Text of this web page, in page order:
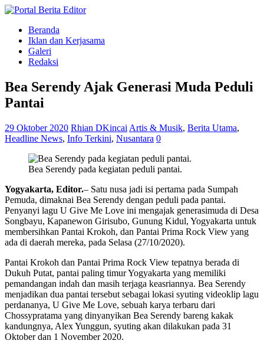
Beranda
Iklan dan Kerjasama
Galeri
Redaksi
Bea Serendy Ajak Generasi Muda Peduli
Pantai
29 Oktober 2020 Rhian DKincai Artis & Musik, Berita Utama,
Headline News, Info Terkini, Nusantara 0
Bea Serendy pada kegiatan peduli pantai.
Yogyakarta, Editor.– Satu nusa jadi isi pertama pada Sumpah
Pemuda, dimaknai Bea Serendy dengan peduli pada pantai.
Penyanyi lagu U Give Me Love ini mengajak generasimuda di Desa
Songbayu, Kapanewon Girisubo, Gunung Kidul, Yogyakarta untuk
membersihkan Pantai Krokoh, dan Pantai Prima Rock View yang
ada di daerah mereka, pada Selasa (27/10/2020).
Pantai Krokoh dan Pantai Prima Rock View tepatnya berada di
Dukuh Putat, pantai paling timur Yogyakarta yang memiliki
pemandangan indah dan masih terjaga keasriannya. Bea Serendy
menjadikan dua pantai tersebut sebagai lokasi syuting videoklip lagu
perdananya, U Give Me Love, sebuah karya terbaru dari
Chossypratama yang dinyanyikan Bea Serendy bareng kakak
kandungnya, Alex Yunggun, syuting akan dilakukan pada 31
Oktober dan 1 November 2020.